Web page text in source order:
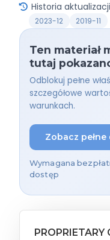
Historia aktualizacji
2023-12 2019-11
Ten materiał
tutaj
Odblokuj pełne
szczegółowe
warunkach.
Zobacz pełne
Wymagana
dostęp
PROPRIETARY